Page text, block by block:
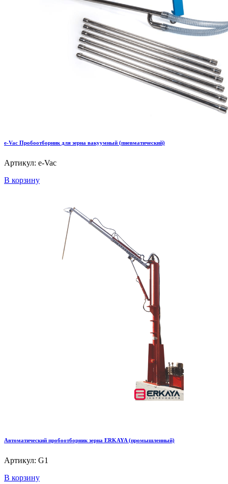
e-Vac Пробоотборник для зерна вакуумный (пневматический)
Артикул: e-Vac
В корзину
Автоматический пробоотборник зерна ERKAYA (промышленный)
Артикул: G1
В корзину